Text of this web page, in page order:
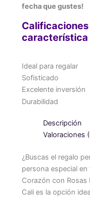
fecha que gustes!
característica
Ideal para regalar
Sofisticado
Excelente inversión
Durabilidad
Descripción
Valoraciones
¿Buscas el regalo
persona especial
Corazón con Rosas
Cali es la opción